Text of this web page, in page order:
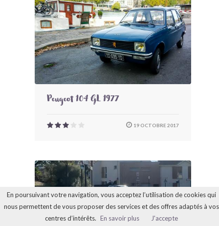
Peugeot 104 GL 1977
19 OCTOBRE 2017
En poursuivant votre navigation, vous acceptez l’utilisation de cookies qui
nous permettent de vous proposer des services et des offres adaptés à vos
centres d’intérêts. En savoir plus J'accepte